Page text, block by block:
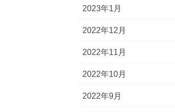
2023年1月
2022年12月
2022年11月
2022年10月
2022年9月